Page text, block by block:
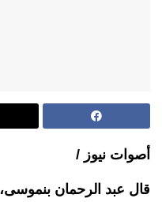
أصوات نيوز /
قال عبد الرحمان بنموسى،